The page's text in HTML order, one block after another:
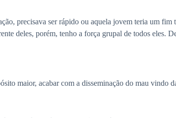
precisava ser rápido ou aquela jovem teria um fim
deles, porém, tenho a força grupal de todos eles.
maior, acabar com a disseminação do mau vindo